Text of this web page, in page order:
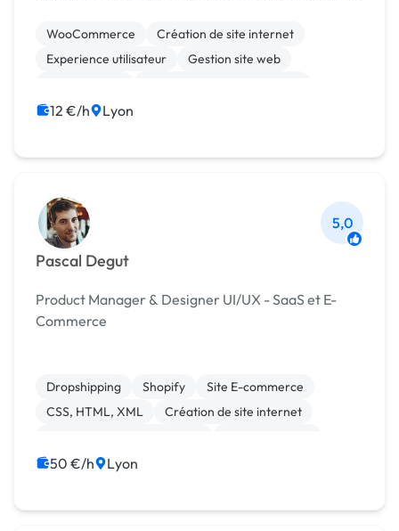
d'interface - marketing digital - création de log...
WooCommerce
Création de site internet
Experience utilisateur
Gestion site web
Relecture, correction
12 €/h Lyon
Pascal Degut
5,0
Product Manager & Designer UI/UX - SaaS et E-
Commerce
Dropshipping Shopify
Site E-commerce
CSS, HTML, XML
Création de site internet
WordPress
Charte graphique
50 €/h Lyon